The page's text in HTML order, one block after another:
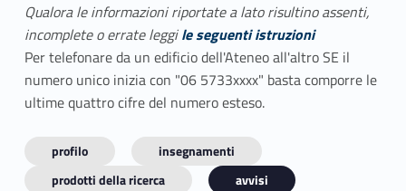
Qualora le informazioni riportate a lato risultino assenti,
incomplete o errate leggile seguenti istruzioni
Per telefonare da un edificio dell'Ateneo all'altro SE il
numero unico inizia con "06 5733xxxx" basta comporre le
ultime quattro cifre del numero esteso.
profilo
insegnamenti
prodotti della ricerca
avvisi